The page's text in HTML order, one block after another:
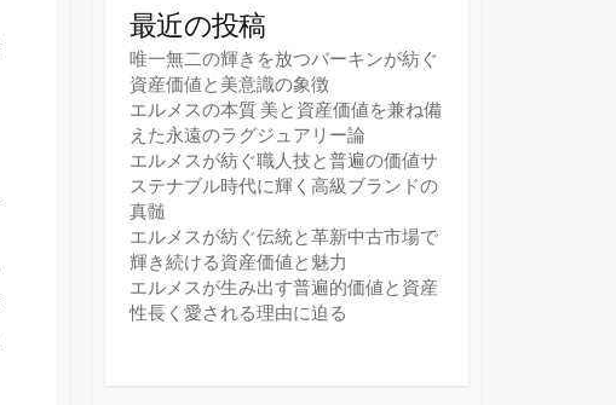
最近の投稿
唯一無二の輝きを放つバーキンが紡ぐ
資産価値と美意識の象徴
エルメスの本質 美と資産価値を兼ね備
えた永遠のラグジュアリー論
エルメスが紡ぐ職人技と普遍の価値サ
ステナブル時代に輝く高級ブランドの
真髄
エルメスが紡ぐ伝統と革新中古市場で
輝き続ける資産価値と魅力
エルメスが生み出す普遍的価値と資産
性長く愛される理由に迫る